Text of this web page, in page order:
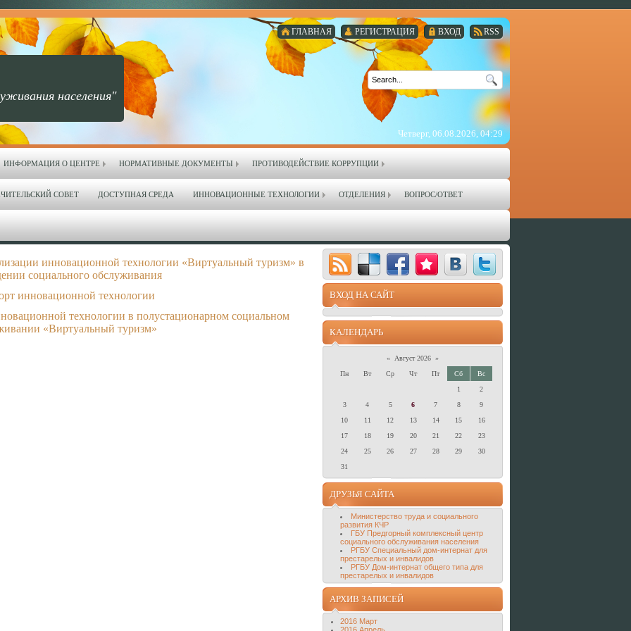
RSS
ВХОД
РЕГИСТРАЦИЯ
ГЛАВНАЯ
населения"
Четверг, 06.08.2026, 04:29
ИНФОРМАЦИЯ О ЦЕНТРЕ НОРМАТИВНЫЕ ДОКУМЕНТЫ ПРОТИВОДЕЙСТВИЕ КОРРУПЦИИ
СОВЕТ ДОСТУПНАЯ СРЕДА ИННОВАЦИОННЫЕ ТЕХНОЛОГИИ ОТДЕЛЕНИЯ ВОПРОС/ОТВЕТ
инновационной технологии «Виртуальный туризм» в
социального обслуживания
инновационной технологии
технологии в полустационарном социальном
«Виртуальный туризм»
ВХОД НА САЙТ
КАЛЕНДАРЬ
« Август 2026 »
Пн
Вт Ср Чт Пт Сб
Вс
1
2
3
4 5 6 7 8
9
10
11 12 13 14 15
16
17
18 19 20 21 22
23
24
25 26 27 28 29
30
31
ДРУЗЬЯ САЙТА
Министерство труда и социального
развития КЧР
ГБУ Предгорный комплексный центр
социального обслуживания населения
РГБУ Специальный дом-интернат для
престарелых и инвалидов
РГБУ Дом-интернат общего типа для
престарелых и инвалидов
АРХИВ ЗАПИСЕЙ
2016 Март